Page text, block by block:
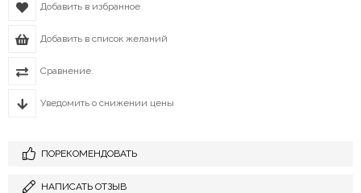
Добавить в избранное
Добавить в список желаний
Сравнение.
Уведомить о снижении цены
ПОРЕКОМЕНДОВАТЬ
НАПИСАТЬ ОТЗЫВ